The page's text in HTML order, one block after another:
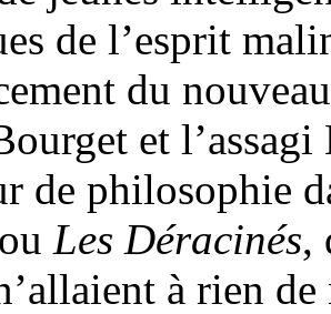
de l’esprit
du
et
de philosophie
ou Les Déracinés,
à rien